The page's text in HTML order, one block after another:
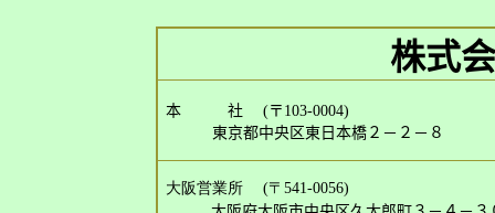
株式
本 社 (〒 103-0004)
東京都中央区東日本橋２－２－８
大阪営業所 (〒 541-0056)